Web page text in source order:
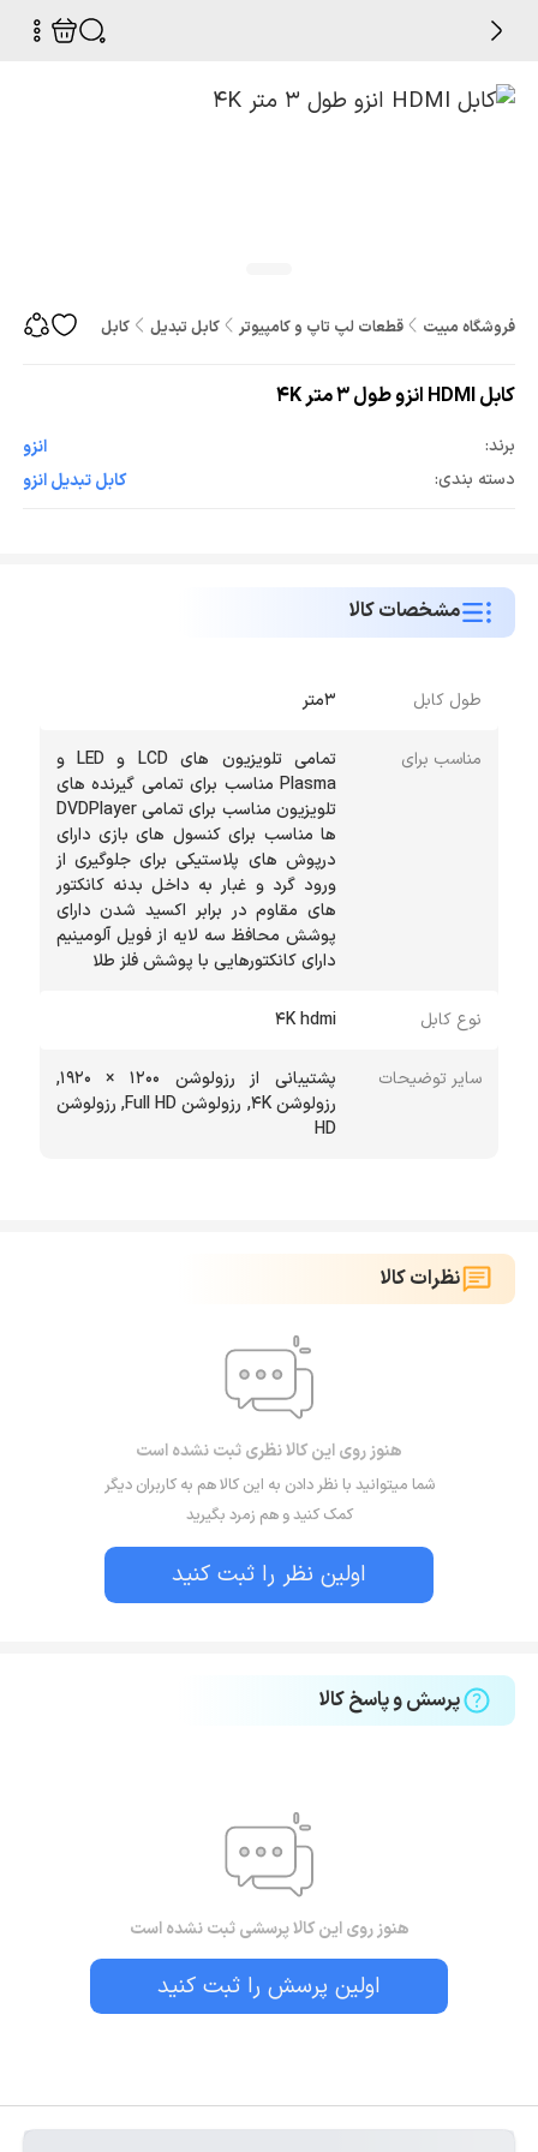
فروشگاه مبیت قطعات لپ تاپ و کامپیوتر کابل تبدیل کابل HDMI انزو طول 3 متر 4K
کابل HDMI انزو طول 3 متر 4K
برند:
انزو
دسته بندی:
کابل تبدیل انزو
مشخصات کالا
طول کابل 3متر
مناسب برای
تمامی تلویزیون های LCD و LED و
Plasma مناسب برای تمامی گیرنده های
تلویزیون مناسب برای تمامی DVDPlayer
ها مناسب برای کنسول های بازی دارای
درپوش های پلاستیکی برای جلوگیری از
ورود گرد و غبار به داخل بدنه کانکتور
های مقاوم در برابر اکسید شدن دارای
پوشش محافظ سه لایه از فویل آلومینیم
دارای کانکتورهایی با پوشش فلز طلا
نوع کابل 4K hdmi
سایر توضیحات
پشتیبانی از رزولوشن 1200 × 1920,
رزولوشن 4K, رزولوشن Full HD, رزولوشن
HD
نظرات کالا
هنوز روی این کالا نظری ثبت نشده است
شما میتوانید با نظر دادن به این کالا هم به کاربران دیگر
کمک کنید و هم زمرد بگیرید
اولین نظر را ثبت کنید
پرسش و پاسخ کالا
هنوز روی این کالا پرسشی ثبت نشده است
اولین پرسش را ثبت کنید